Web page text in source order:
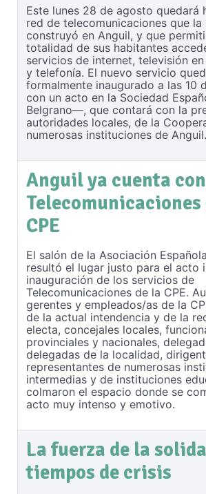
Este lunes 28 de agosto quedará
red de telecomunicaciones que la
construyó en Anguil, y que
totalidad de sus habitantes
servicios de internet, televisión
y telefonía. El nuevo servicio
formalmente inaugurado a las 10
con un acto en la Sociedad
Belgrano—, que contará con la
autoridades locales, de la
numerosas instituciones de Anguil.
Anguil ya cuenta con
Telecomunicaciones
CPE
El salón de la Asociación
resultó el lugar justo para el acto
inauguración de los servicios de
Telecomunicaciones de la CPE.
gerentes y empleados/as de la
de la actual intendencia y de la
electa, concejales locales,
provinciales y nacionales,
delegadas de la localidad,
representantes de numerosas
intermedias y de instituciones
colmaron el espacio donde se
acto muy intenso y emotivo.
La fuerza de la
tiempos de crisis